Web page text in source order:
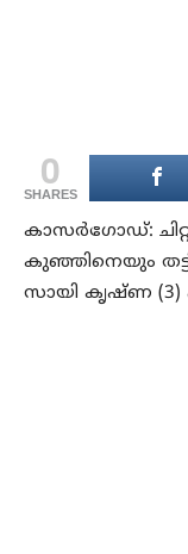
0
SHARES
കാസര്‍ഗോഡ്:
കുഞ്ഞിനെയും
സായി കൃഷ്ണ (3)